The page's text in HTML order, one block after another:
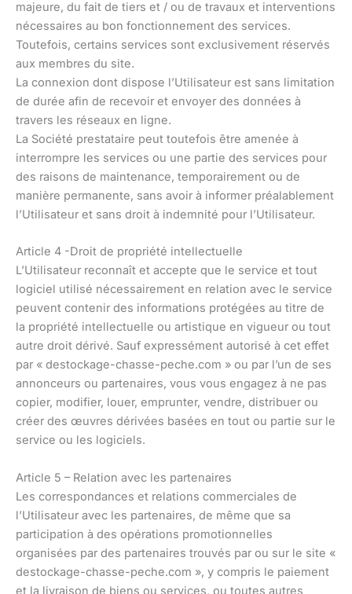
majeure, du fait de tiers et / ou de travaux et interventions
nécessaires au bon fonctionnement des services.
Toutefois, certains services sont exclusivement réservés
aux membres du site.
La connexion dont dispose l’Utilisateur est sans limitation
de durée afin de recevoir et envoyer des données à
travers les réseaux en ligne.
La Société prestataire peut toutefois être amenée à
interrompre les services ou une partie des services pour
des raisons de maintenance, temporairement ou de
manière permanente, sans avoir à informer préalablement
l’Utilisateur et sans droit à indemnité pour l’Utilisateur.
Article 4 -Droit de propriété intellectuelle
L’Utilisateur reconnaît et accepte que le service et tout
logiciel utilisé nécessairement en relation avec le service
peuvent contenir des informations protégées au titre de
la propriété intellectuelle ou artistique en vigueur ou tout
autre droit dérivé. Sauf expressément autorisé à cet effet
par « destockage-chasse-peche.com » ou par l’un de ses
annonceurs ou partenaires, vous vous engagez à ne pas
copier, modifier, louer, emprunter, vendre, distribuer ou
créer des œuvres dérivées basées en tout ou partie sur le
service ou les logiciels.
Article 5 – Relation avec les partenaires
Les correspondances et relations commerciales de
l’Utilisateur avec les partenaires, de même que sa
participation à des opérations promotionnelles
organisées par des partenaires trouvés par ou sur le site «
destockage-chasse-peche.com », y compris le paiement
et la livraison de biens ou services, ou toutes autres